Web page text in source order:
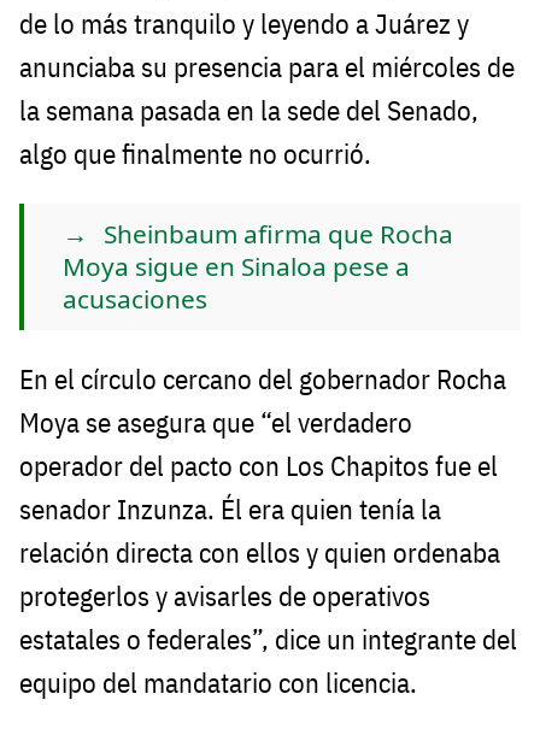
de lo más tranquilo y leyendo a Juárez y
anunciaba su presencia para el miércoles de
la semana pasada en la sede del Senado,
algo que finalmente no ocurrió.
Sheinbaum afirma que Rocha
Moya sigue en Sinaloa pese a
acusaciones
En el círculo cercano del gobernador Rocha
Moya se asegura que “el verdadero
operador del pacto con Los Chapitos fue el
senador Inzunza. Él era quien tenía la
relación directa con ellos y quien ordenaba
protegerlos y avisarles de operativos
estatales o federales”, dice un integrante del
equipo del mandatario con licencia.